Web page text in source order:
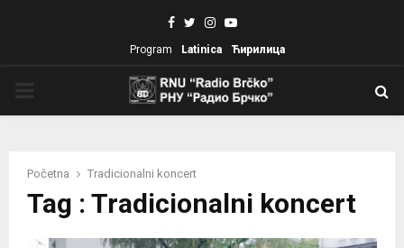
Facebook
TwitterInstagram
Youtube
Program Latinica Ћирилица
Početna Tradicionalni koncert
Tag : Tradicionalni koncert